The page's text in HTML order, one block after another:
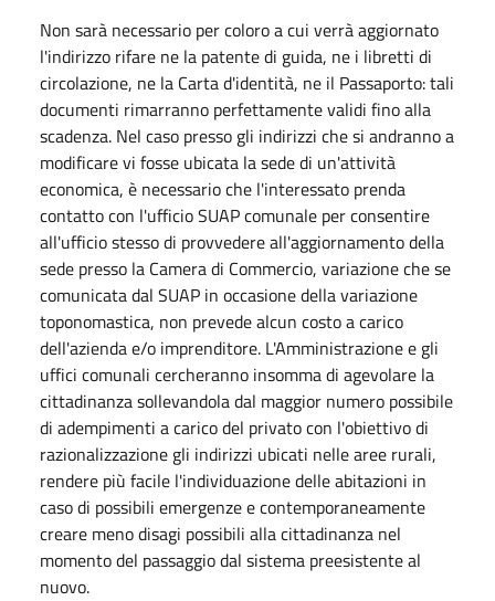
Non sarà necessario per coloro a cui verrà aggiornato
l'indirizzo rifare ne la patente di guida, ne i libretti di
circolazione, ne la Carta d'identità, ne il Passaporto: tali
documenti rimarranno perfettamente validi fino alla
scadenza. Nel caso presso gli indirizzi che si andranno a
modificare vi fosse ubicata la sede di un'attività
economica, è necessario che l'interessato prenda
contatto con l'ufficio SUAP comunale per consentire
all'ufficio stesso di provvedere all'aggiornamento della
sede presso la Camera di Commercio, variazione che se
comunicata dal SUAP in occasione della variazione
toponomastica, non prevede alcun costo a carico
dell'azienda e/o imprenditore. L'Amministrazione e gli
uffici comunali cercheranno insomma di agevolare la
cittadinanza sollevandola dal maggior numero possibile
di adempimenti a carico del privato con l'obiettivo di
razionalizzazione gli indirizzi ubicati nelle aree rurali,
rendere più facile l'individuazione delle abitazioni in
caso di possibili emergenze e contemporaneamente
creare meno disagi possibili alla cittadinanza nel
momento del passaggio dal sistema preesistente al
nuovo.